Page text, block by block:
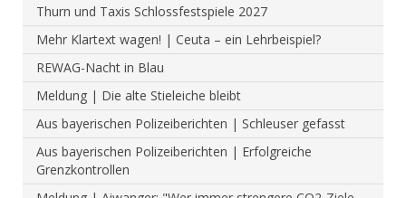
Thurn und Taxis Schlossfestspiele 2027
Mehr Klartext wagen! | Ceuta – ein Lehrbeispiel?
REWAG-Nacht in Blau
Meldung | Die alte Stieleiche bleibt
Aus bayerischen Polizeiberichten | Schleuser gefasst
Aus bayerischen Polizeiberichten | Erfolgreiche
Grenzkontrollen